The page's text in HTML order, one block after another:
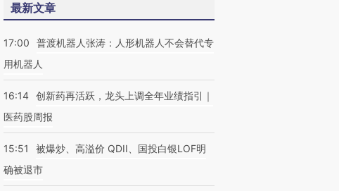
最新文章
17:00
普渡机器人张涛：人形机器人不会替代专
用机器人
16:14 创新药再活跃，龙头上调全年业绩指引｜
医药股周报
15:51
被爆炒、高溢价 QDII、国投白银LOF明
确被退市